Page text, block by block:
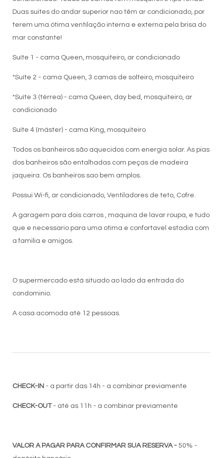
Duas suites do andar superior nao têm ar condicionado, por
terem uma ótima ventilação interna e externa pela brisa do
mar constante!
Suíte 1 - cama Queen, mosquiteiro, ar condicionado
*Suíte 2 - cama Queen, 3 camas de solteiro, mosquiteiro
*Suíte 3 (térrea) - cama Queen, day bed, mosquiteiro, ar
condicionado
Suíte 4 (máster) - cama King, mosquiteiro
Todos os banheiros são aquecidos com energia solar. As pias
dos banheiros são entalhadas com peças de madeira
jaqueira. Os banheiros sao bem amplos.
Possui Wi-fi, ar condicionado, Ventiladores de teto, Cofre.
A garagem para dois carros , maquina de lavar roupa, e tudo
que e necessario para uma otima e confortavel estadia com
a familia e amigos.
O supermercado está situado ao lado da entrada do
condominio.
A casa acomoda até 12 pessoas.
CHECK-IN- a partir das 14h - a combinar previamente
CHECK-OUT - até as 11h - a combinar previamente
VALOR A PAGAR PARA CONFIRMAR SUA RESERVA -50% -